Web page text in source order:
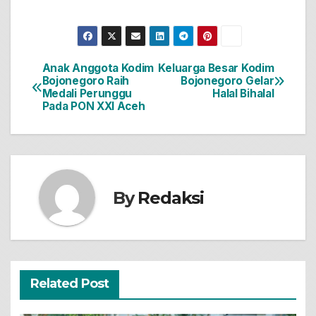
Navigasi
pos
Keluarga Besar Kodim
Bojonegoro Gelar
Halal Bihalal
Anak Anggota Kodim
Bojonegoro Raih
Medali Perunggu
Pada PON XXI Aceh
ByRedaksi
Related Post